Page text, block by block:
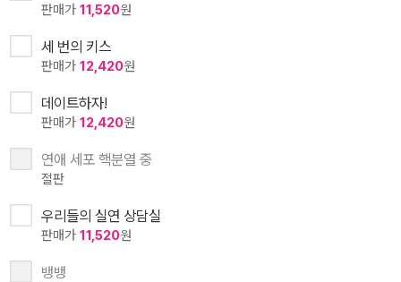
판매가 11,520원
세 번의 키스
판매가 12,420원
데이트하자!
판매가 12,420원
연애 세포 핵분열 중
절판
우리들의 실연 상담실
판매가 11,520원
뱅뱅